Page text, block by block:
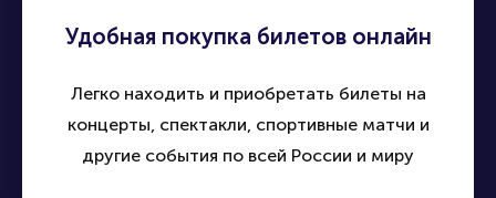
Удобная покупка билетов онлайн
Легко находить и приобретать билеты на
концерты, спектакли, спортивные матчи и
другие события по всей России и миру